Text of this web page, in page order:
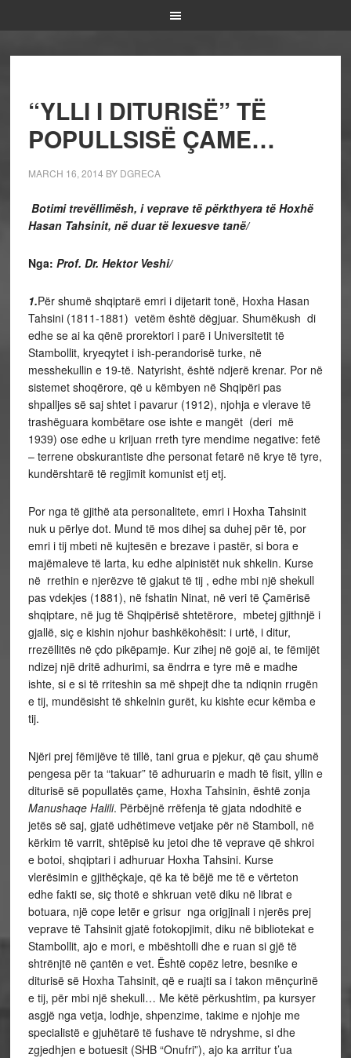
“YLLI I DITURISË” TË
POPULLSISË ÇAME…
MARCH 16, 2014 BY DGRECA
Botimi trevëllimësh, i veprave të përkthyera të Hoxhë
Hasan Tahsinit, në duar të lexuesve tanë/
Nga: Prof. Dr. Hektor Veshi/
1.Për shumë shqiptarë emri i dijetarit tonë, Hoxha Hasan
Tahsini (1811-1881) vetëm është dëgjuar. Shumëkush di
edhe se ai ka qënë prorektori i parë i Universitetit të
Stambollit, kryeqytet i ish-perandorisë turke, në
messhekullin e 19-të. Natyrisht, është ndjerë krenar. Por në
sistemet shoqërore, që u këmbyen në Shqipëri pas
shpalljes së saj shtet i pavarur (1912), njohja e vlerave të
trashëguara kombëtare ose ishte e mangët (deri më
1939) ose edhe u krijuan rreth tyre mendime negative: fetë
– terrene obskurantiste dhe personat fetarë në krye të tyre,
kundërshtarë të regjimit komunist etj etj.
Por nga të gjithë ata personalitete, emri i Hoxha Tahsinit
nuk u përlye dot. Mund të mos dihej sa duhej për të, por
emri i tij mbeti në kujtesën e brezave i pastër, si bora e
majëmaleve të larta, ku edhe alpinistët nuk shkelin. Kurse
në rrethin e njerëzve të gjakut të tij , edhe mbi një shekull
pas vdekjes (1881), në fshatin Ninat, në veri të Çamërisë
shqiptare, në jug të Shqipërisë shtetërore, mbetej gjithnjë i
gjallë, siç e kishin njohur bashkëkohësit: i urtë, i ditur,
rrezëllitës në çdo pikëpamje. Kur zihej në gojë ai, te fëmijët
ndizej një dritë adhurimi, sa ëndrra e tyre më e madhe
ishte, si e si të rriteshin sa më shpejt dhe ta ndiqnin rrugën
e tij, mundësisht të shkelnin gurët, ku kishte ecur këmba e
tij.
Njëri prej fëmijëve të tillë, tani grua e pjekur, që çau shumë
pengesa për ta “takuar” të adhuruarin e madh të fisit, yllin e
diturisë së popullatës çame, Hoxha Tahsinin, është zonja
Manushaqe Halili. Përbëjnë rrëfenja të gjata ndodhitë e
jetës së saj, gjatë udhëtimeve vetjake për në Stamboll, në
kërkim të varrit, shtëpisë ku jetoi dhe të veprave që shkroi
e botoi, shqiptari i adhuruar Hoxha Tahsini. Kurse
vlerësimin e gjithëçkaje, që ka të bëjë me të e vërteton
edhe fakti se, siç thotë e shkruan vetë diku në librat e
botuara, një cope letër e grisur nga origjinali i njerës prej
veprave të Tahsinit gjatë fotokopjimit, diku në bibliotekat e
Stambollit, ajo e mori, e mbështolli dhe e ruan si gjë të
shtrënjtë në çantën e vet. Është copëz letre, besnike e
diturisë së Hoxha Tahsinit, që e ruajti sa i takon mënçurinë
e tij, për mbi një shekull… Me këtë përkushtim, pa kursyer
asgjë nga vetja, lodhje, shpenzime, takime e njohje me
specialistë e gjuhëtarë të fushave të ndryshme, si dhe
zgjedhjen e botuesit (SHB “Onufri”), ajo ka arritur t’ua